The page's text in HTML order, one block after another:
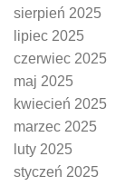
sierpień 2025
lipiec 2025
czerwiec 2025
maj 2025
kwiecień 2025
marzec 2025
luty 2025
styczeń 2025